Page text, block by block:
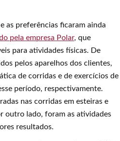
as preferências ficaram ainda
pela empresa Polar, que
para atividades físicas. De
pelos aparelhos dos clientes,
de corridas e de exercícios de
período, respectivamente.
nas corridas em esteiras e
outro lado, foram as atividades
resultados.